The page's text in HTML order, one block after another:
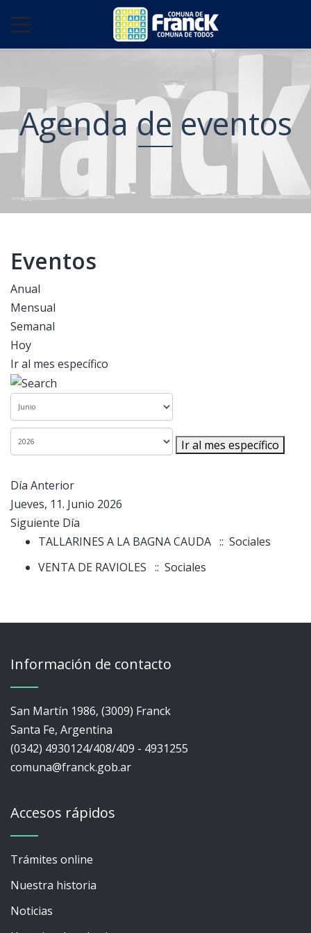
Agenda de eventos
Eventos
Anual
Mensual
Semanal
Hoy
Ir al mes específico
Ir al mes específico
Día Anterior
Jueves, 11. Junio 2026
Siguiente Día
TALLARINES A LA BAGNA CAUDA :: Sociales
VENTA DE RAVIOLES :: Sociales
Información de contacto
San Martín 1986, (3009) Franck
Santa Fe, Argentina
(0342) 4930124/408/409 - 4931255
comuna@franck.gob.ar
Accesos rápidos
Trámites online
Nuestra historia
Noticias